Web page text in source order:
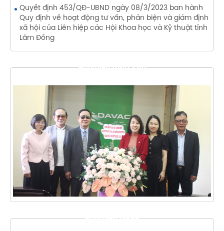
Quyết định 453/QĐ-UBND ngày 08/3/2023 ban hành
Quy định về hoạt động tư vấn, phản biện và giám định
xã hội của Liên hiệp các Hội Khoa học và Kỹ thuật tỉnh
Lâm Đồng
THƯ VIỆN HÌNH ẢNH
THƯ VIỆN VIDEO